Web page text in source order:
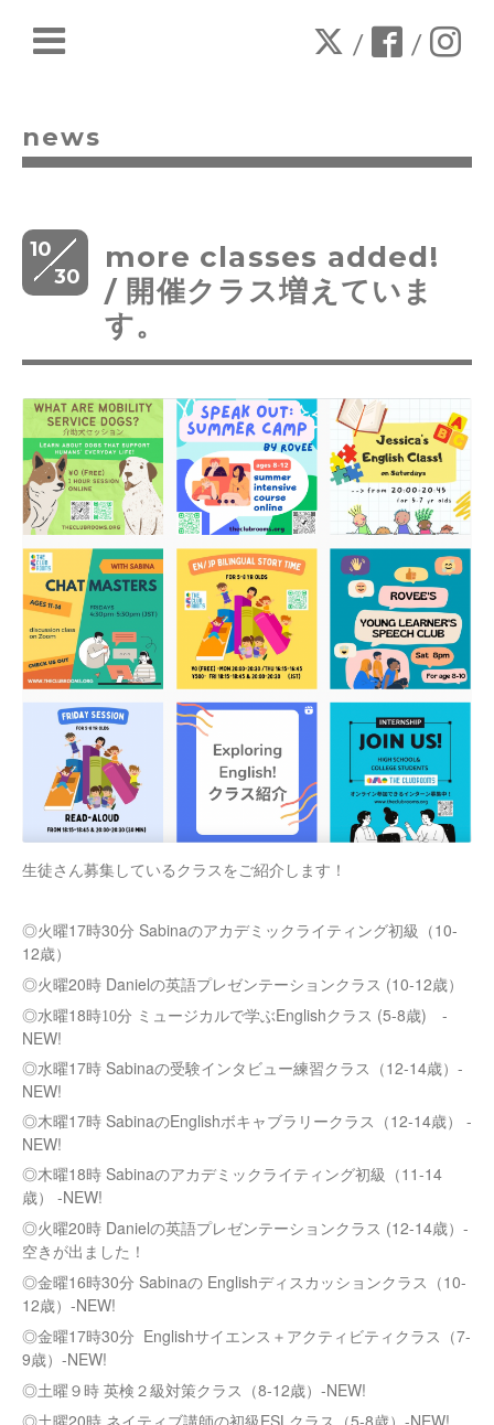
/ /
news
10
30
more classes added!
/ 開催クラス増えていま
す。
生徒さん募集しているクラスをご紹介します！
◎火曜17時30分 Sabinaのアカデミックライティング初級（10-
12歳）
◎火曜20時 Danielの英語プレゼンテーションクラス (10-12歳）
◎水曜18時10分 ミュージカルで学ぶEnglishクラス (5-8歳)
-
NEW!
◎水曜17時 Sabinaの受験インタビュー練習クラス
（12-14歳）-
NEW!
◎木曜17時 SabinaのEnglishボキャブラリークラス（12-14歳） -
NEW!
◎木曜18時 Sabinaのアカデミックライティング初級（11-14
歳） -NEW!
◎火曜20時 Danielの英語プレゼンテーションクラス (12-14歳）-
空きが出ました！
◎金曜16時30分 Sabinaの Englishディスカッションクラス（10-
12歳）-NEW!
◎金曜17時30分 Englishサイエンス＋アクティビティクラス（7-
9歳）-NEW!
◎土曜９時 英検２級対策クラス（8-12歳）-NEW!